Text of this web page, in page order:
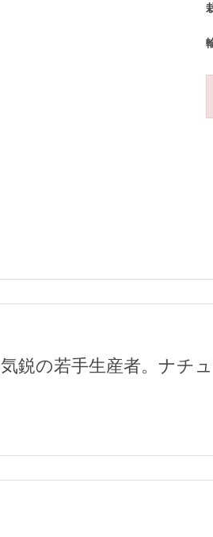
鋭の若手生産者。ナチ